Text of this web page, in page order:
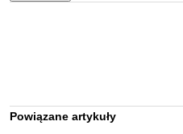
Powiązane artykuły